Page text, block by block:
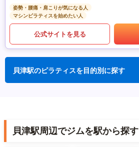
姿勢・腰痛・肩こりが気になる人
マシンピラティスを始めたい人
公式サイトを見る
貝津駅のピラティスを目的別に探す
貝津駅周辺でジムを駅から探す